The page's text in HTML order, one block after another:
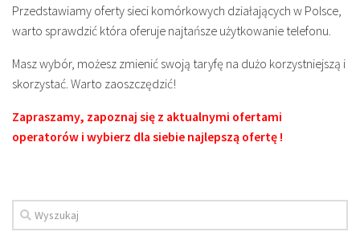
Przedstawiamy oferty sieci komórkowych działających w Polsce,
warto sprawdzić która oferuje najtańsze użytkowanie telefonu.
Masz wybór, możesz zmienić swoją taryfę na dużo korzystniejszą i
skorzystać. Warto zaoszczędzić!
Zapraszamy, zapoznaj się z aktualnymi ofertami
operatorów i wybierz dla siebie najlepszą ofertę !